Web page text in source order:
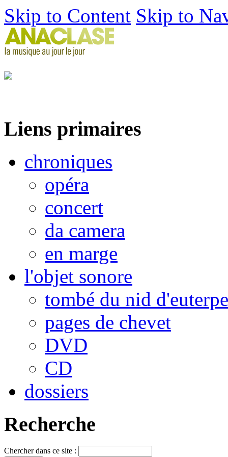
Skip to Content Skip to
Liens primaires
chroniques
opéra
concert
da camera
en marge
l'objet sonore
tombé du nid d'euterpe
pages de chevet
DVD
CD
dossiers
Recherche
Chercher dans ce site :